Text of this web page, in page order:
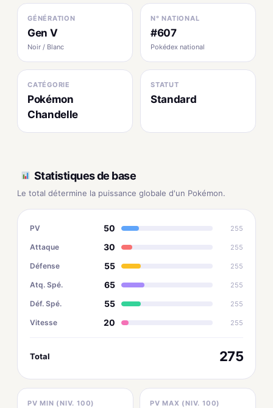
GÉNÉRATION
Gen V
Noir / Blanc
N° NATIONAL
#607
Pokédex national
CATÉGORIE
Pokémon
Chandelle
STATUT
Standard
Statistiques de base
Le total détermine la puissance globale d'un Pokémon.
PV 50 255
Attaque 30 255
Défense 55 255
Atq. Spé. 65 255
Déf. Spé. 55 255
Vitesse 20 255
Total 275
PV MIN (NIV. 100) PV MAX (NIV. 100)